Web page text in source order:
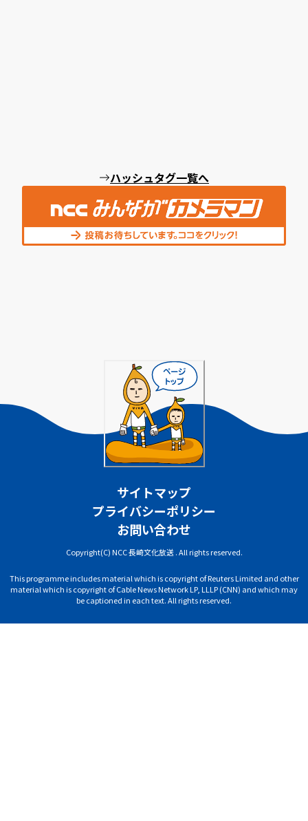
ハッシュタグ一覧へ
サイトマップ
プライバシーポリシー
お問い合わせ
Copyright(C) NCC 長崎文化放送 . All rights reserved.
This programme includes material which is copyright of Reuters Limited and other
material which is copyright of Cable News Network LP, LLLP (CNN) and which may
be captioned in each text. All rights reserved.